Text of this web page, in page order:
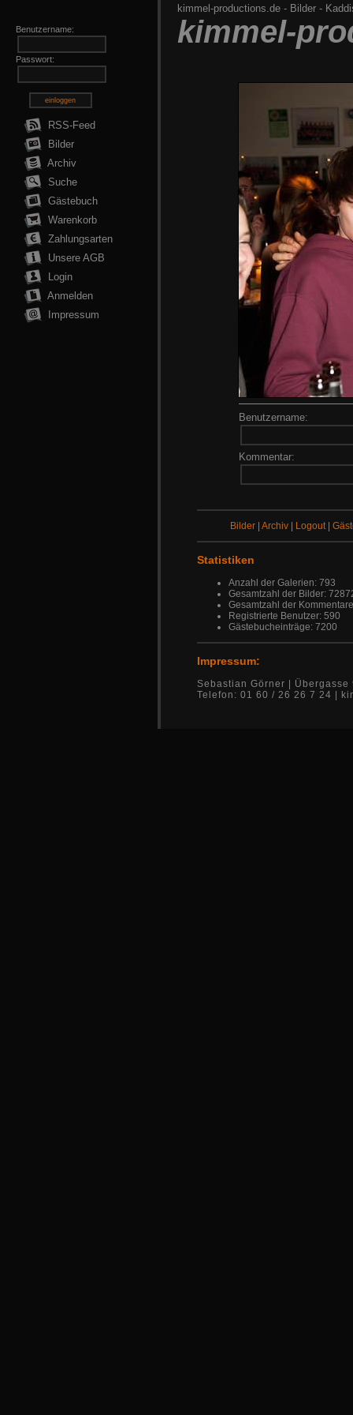
Benutzername:
Passwort:
einloggen
RSS-Feed
Bilder
Archiv
Suche
Gästebuch
Warenkorb
Zahlungsarten
Unsere AGB
Login
Anmelden
Impressum
kimmel-productions.de - Bilder -
kimmel-
Benutzername:
Kommentar:
Bilder |Archiv | Logout |
Statistiken
Anzahl der Galerien: 793
Gesamtzahl der Bilder:
Gesamtzahl der
Registrierte Benutzer: 590
Gästebucheinträge: 7200
Impressum:
Sebastian Görner |
Telefon: 01 60 / 26 26 7 24 |